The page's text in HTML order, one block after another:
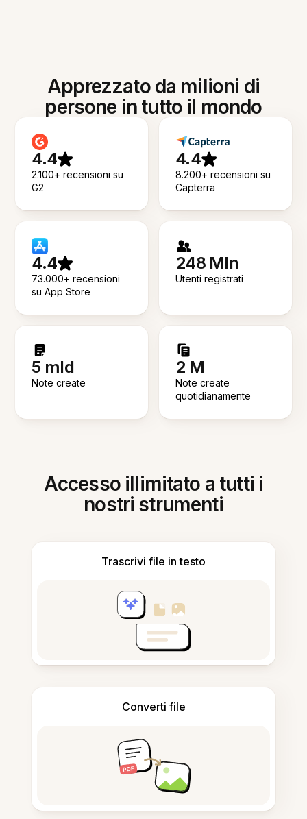
Apprezzato da milioni di
persone in tutto il mondo
4.4
2.100+ recensioni su
G2
4.4
8.200+ recensioni su
Capterra
4.4
73.000+ recensioni
su App Store
248 Mln
Utenti registrati
5 mld
Note create
2 M
Note create
quotidianamente
Accesso illimitato a tutti i
nostri strumenti
Trascrivi file in testo
Converti file